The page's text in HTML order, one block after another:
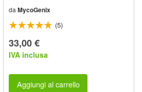
da MycoGenix
(5)
33,00 €
IVA inclusa
Aggiungi al carrello